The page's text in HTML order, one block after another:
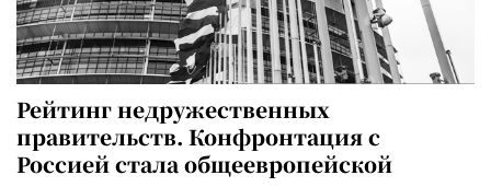
Рейтинг недружественных
правительств. Конфронтация с
Россией стала общеевропейской